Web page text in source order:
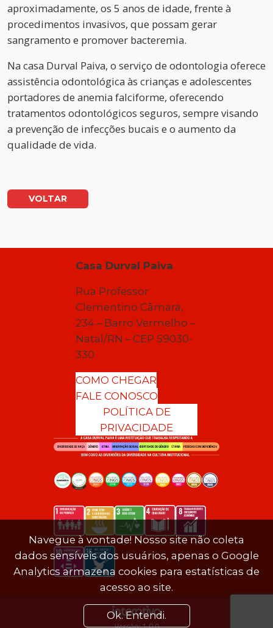
aproximadamente, os 5 anos de idade, frente à
procedimentos invasivos, que possam gerar
sangramento e promover bacteremia.
Na casa Durval Paiva, o serviço de odontologia oferece
assistência odontológica às crianças e adolescentes
portadores de anemia falciforme, oferecendo
tratamentos odontológicos seguros, sempre visando
a prevenção de infecções bucais e o aumento da
qualidade de vida.
VOLTAR
Casa Durval Paiva
Rua Professor
Clementino Câmara,
234 – Barro Vermelho –
Natal/RN – CEP 59030-
330
COMO CHEGAR
FALE CONOSCO
POLÍTICA DE
PRIVACIDADE
Navegue à vontade! Nosso site não coleta
dados sensíveis dos usuários, apenas o Google
Analytics armazena cookies para estatísticas de
acesso ao site.
Ok. Entendi.